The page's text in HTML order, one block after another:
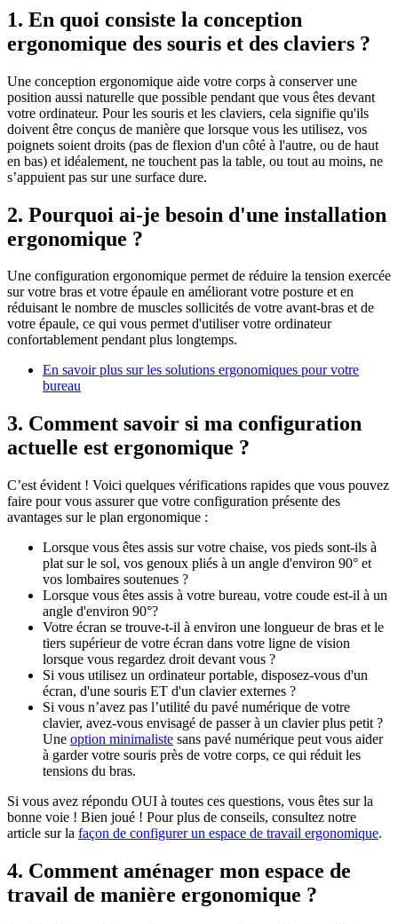
1. En quoi consiste la conception
ergonomique des souris et des claviers ?
Une conception ergonomique aide votre corps à conserver une
position aussi naturelle que possible pendant que vous êtes devant
votre ordinateur. Pour les souris et les claviers, cela signifie qu'ils
doivent être conçus de manière que lorsque vous les utilisez, vos
poignets soient droits (pas de flexion d'un côté à l'autre, ou de haut
en bas) et idéalement, ne touchent pas la table, ou tout au moins, ne
s’appuient pas sur une surface dure.
2. Pourquoi ai-je besoin d'une installation
ergonomique ?
Une configuration ergonomique permet de réduire la tension exercée
sur votre bras et votre épaule en améliorant votre posture et en
réduisant le nombre de muscles sollicités de votre avant-bras et de
votre épaule, ce qui vous permet d'utiliser votre ordinateur
confortablement pendant plus longtemps.
En savoir plus sur les solutions ergonomiques pour votre
bureau
3. Comment savoir si ma configuration
actuelle est ergonomique ?
C’est évident ! Voici quelques vérifications rapides que vous pouvez
faire pour vous assurer que votre configuration présente des
avantages sur le plan ergonomique :
Lorsque vous êtes assis sur votre chaise, vos pieds sont-ils à
plat sur le sol, vos genoux pliés à un angle d'environ 90° et
vos lombaires soutenues ?
Lorsque vous êtes assis à votre bureau, votre coude est-il à un
angle d'environ 90°?
Votre écran se trouve-t-il à environ une longueur de bras et le
tiers supérieur de votre écran dans votre ligne de vision
lorsque vous regardez droit devant vous ?
Si vous utilisez un ordinateur portable, disposez-vous d'un
écran, d'une souris ET d'un clavier externes ?
Si vous n’avez pas l’utilité du pavé numérique de votre
clavier, avez-vous envisagé de passer à un clavier plus petit ?
Une option minimaliste sans pavé numérique peut vous aider
à garder votre souris près de votre corps, ce qui réduit les
tensions du bras.
Si vous avez répondu OUI à toutes ces questions, vous êtes sur la
bonne voie ! Bien joué ! Pour plus de conseils, consultez notre
article sur la façon de configurer un espace de travail ergonomique.
4. Comment aménager mon espace de
travail de manière ergonomique ?